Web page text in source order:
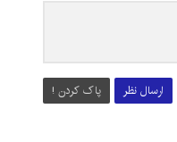
ارسال نظر پاک کردن !